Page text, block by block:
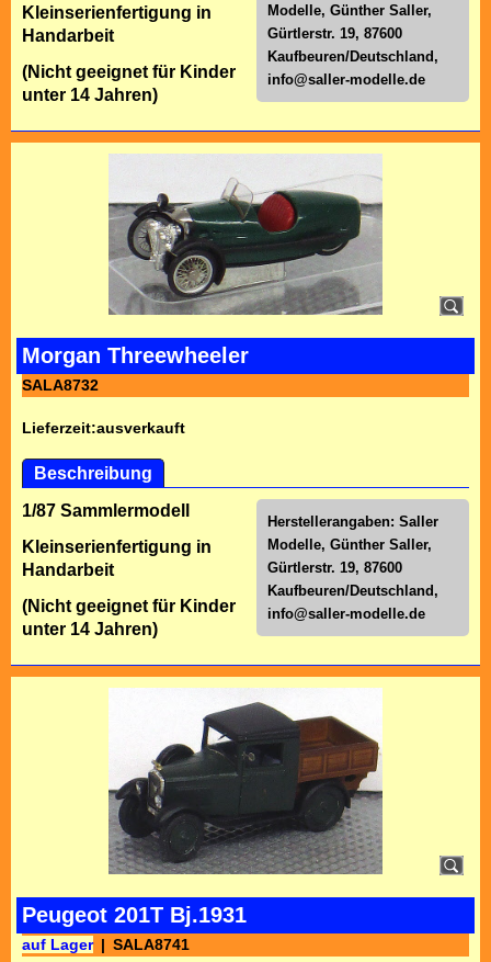
Modelle, Günther Saller,
Gürtlerstr. 19, 87600
Kaufbeuren/Deutschland,
info@saller-modelle.de
Kleinserienfertigung in
Handarbeit
(Nicht geeignet für Kinder
unter 14 Jahren)
Morgan Threewheeler
SALA8732
Lieferzeit:ausverkauft
Beschreibung
Herstellerangaben: Saller
Modelle, Günther Saller,
Gürtlerstr. 19, 87600
Kaufbeuren/Deutschland,
info@saller-modelle.de
1/87 Sammlermodell
Kleinserienfertigung in
Handarbeit
(Nicht geeignet für Kinder
unter 14 Jahren)
Peugeot 201T Bj.1931
auf Lager SALA8741